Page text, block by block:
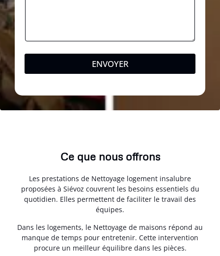
ENVOYER
Ce que nous offrons
Les prestations de Nettoyage logement insalubre
proposées à Siévoz couvrent les besoins essentiels du
quotidien. Elles permettent de faciliter le travail des
équipes.
Dans les logements, le Nettoyage de maisons répond au
manque de temps pour entretenir. Cette intervention
procure un meilleur équilibre dans les pièces.